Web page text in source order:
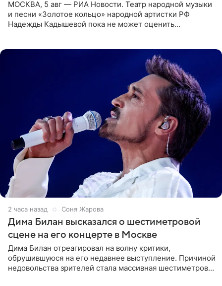
МОСКВА, 5 авг — РИА Новости. Театр народной музыки
и песни «Золотое кольцо» народной артистки РФ
Надежды Кадышевой пока не может оценить
2 часа назад Соня Жарова
Дима Билан высказался о шестиметровой
сцене на его концерте в Москве
Дима Билан отреагировал на волну критики,
обрушившуюся на его недавнее выступление. Причиной
недовольства зрителей стала массивная шестиметровая